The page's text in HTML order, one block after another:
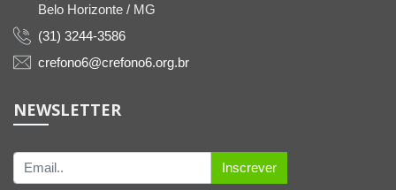
Belo Horizonte / MG
(31) 3244-3586
crefono6@crefono6.org.br
NEWSLETTER
Inscrever